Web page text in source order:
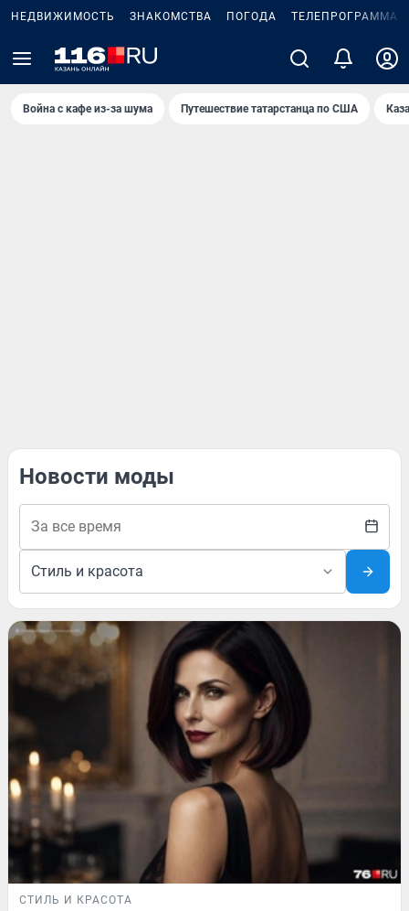
НЕДВИЖИМОСТЬ ЗНАКОМСТВА ПОГОДА ТЕЛЕПРОГРАММА
Война с кафе из-за шума Путешествие татарстанца по США
Новости моды
СТИЛЬ И КРАСОТА